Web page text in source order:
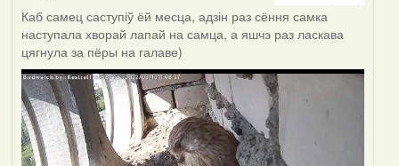
Каб самец саступіў ёй месца, адзін раз сёння самка
наступала хворай лапай на самца, а яшчэ раз ласкава
цягнула за пёры на галаве)